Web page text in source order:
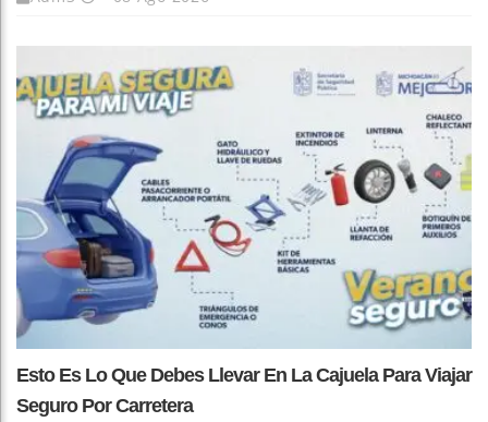
Esto Es Lo Que Debes Llevar En La Cajuela Para Viajar
Seguro Por Carretera